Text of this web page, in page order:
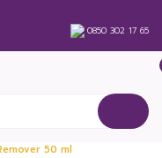
0850 302 17 65
50 ml